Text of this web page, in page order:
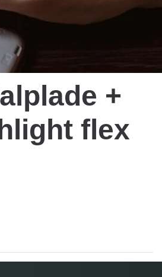
+
flex